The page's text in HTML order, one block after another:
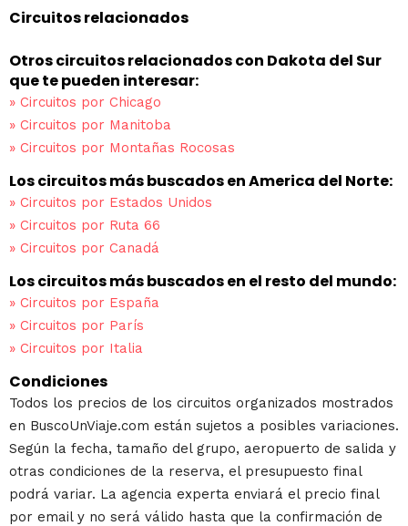
Circuitos relacionados
Otros circuitos relacionados con Dakota del Sur
que te pueden interesar:
» Circuitos por Chicago
» Circuitos por Manitoba
» Circuitos por Montañas Rocosas
Los circuitos más buscados en America del Norte:
» Circuitos por Estados Unidos
» Circuitos por Ruta 66
» Circuitos por Canadá
Los circuitos más buscados en el resto del mundo:
» Circuitos por España
» Circuitos por París
» Circuitos por Italia
Condiciones
Todos los precios de los circuitos organizados mostrados
en BuscoUnViaje.com están sujetos a posibles variaciones.
Según la fecha, tamaño del grupo, aeropuerto de salida y
otras condiciones de la reserva, el presupuesto final
podrá variar. La agencia experta enviará el precio final
por email y no será válido hasta que la confirmación de